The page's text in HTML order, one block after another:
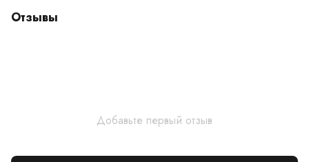
Отзывы
Добавьте первый отзыв